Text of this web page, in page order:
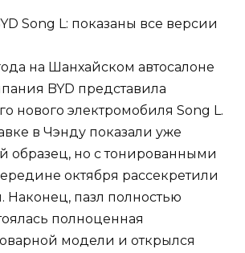
на Шанхайском автосалоне
BYD представила
нового электромобиля Song L.
в Чэнду показали уже
образец, но с тонированными
октября рассекретили
пазл полностью
полноценная
модели и открылся